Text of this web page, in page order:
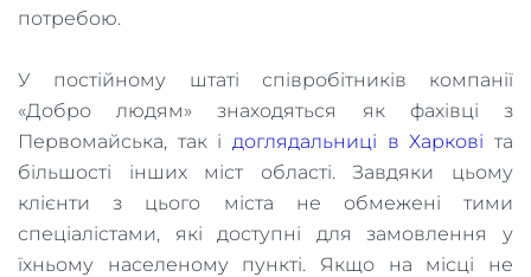
потребою.
У постійному штаті співробітників компанії
«Добро людям» знаходяться як фахівці з
Первомайська, так і доглядальниці в Харкові та
більшості інших міст області. Завдяки цьому
клієнти з цього міста не обмежені тими
спеціалістами, які доступні для замовлення у
їхньому населеному пункті. Якщо на місці не